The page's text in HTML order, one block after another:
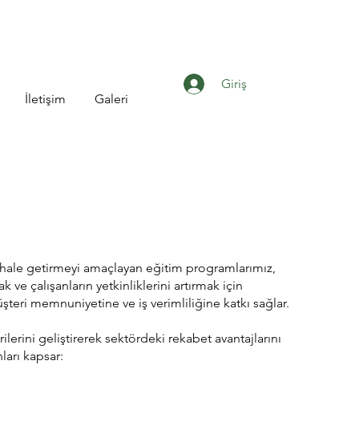
İletişim Galeri
Giriş
getirmeyi amaçlayan eğitim programlarımız,
ve çalışanların yetkinliklerini artırmak için
memnuniyetine ve iş verimliliğine katkı sağlar.
geliştirerek sektördeki rekabet avantajlarını
kapsar: